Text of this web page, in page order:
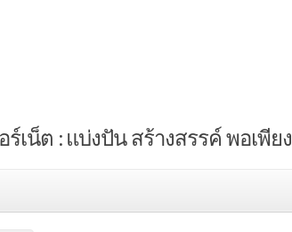
เน็ต : แบ่งปัน สร้างสรรค์ พอเพียง